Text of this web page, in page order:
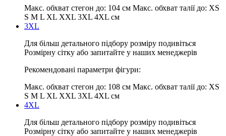
Макс. обхват стегон до: 104 см Макс. обхват талії до: XS
S M L XL XXL 3XL 4XL см
3XL
Для більш детального підбору розміру подивіться
Розмірну сітку або запитайте у наших менеджерів
Рекомендовані параметри фігури:
Макс. обхват стегон до: 108 см Макс. обхват талії до: XS
S M L XL XXL 3XL 4XL см
4XL
Для більш детального підбору розміру подивіться
Розмірну сітку або запитайте у наших менеджерів